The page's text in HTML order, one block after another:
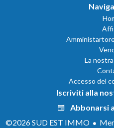
La
Accesso del
Iscriviti alla
Abbonarsi
©2026 SUD EST IMMO